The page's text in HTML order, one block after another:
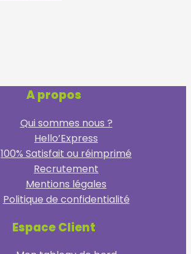
A propos
Qui sommes nous ?
Hello’Express
100% Satisfait ou réimprimé
Recrutement
Mentions légales
Politique de confidentialité
Espace Client